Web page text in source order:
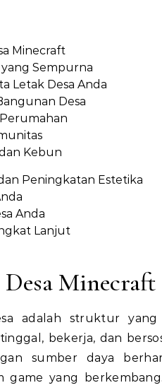
Minecraft
yang Sempurna
Letak Desa Anda
Desa
Kebun
Peningkatan Estetika
Anda
Lanjut
Desa Minecraft
adalah struktur
bekerja, dan
sumber daya
game yang